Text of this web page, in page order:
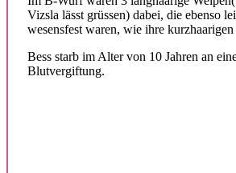
Vizsla lässt grüssen) dabei, die ebenso
wesensfest waren, wie ihre
Bess starb im Alter von 10 Jahren an
Blutvergiftung.